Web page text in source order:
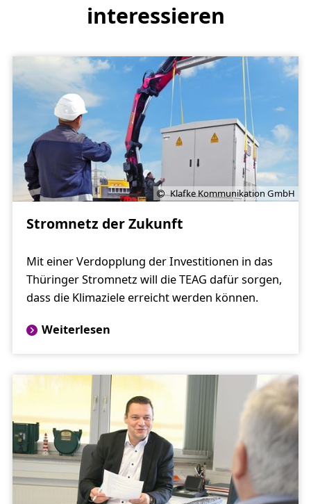
interessieren
Klafke Kommunikation GmbH
Stromnetz der Zukunft
Mit einer Verdopplung der Investitionen in das
Thüringer Stromnetz will die TEAG dafür sorgen,
dass die Klimaziele erreicht werden können.
Weiterlesen